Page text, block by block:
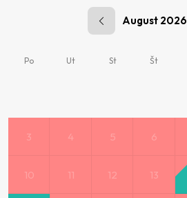
August 2026
Po Ut St Št
3 4 5 6
10 11 12 13